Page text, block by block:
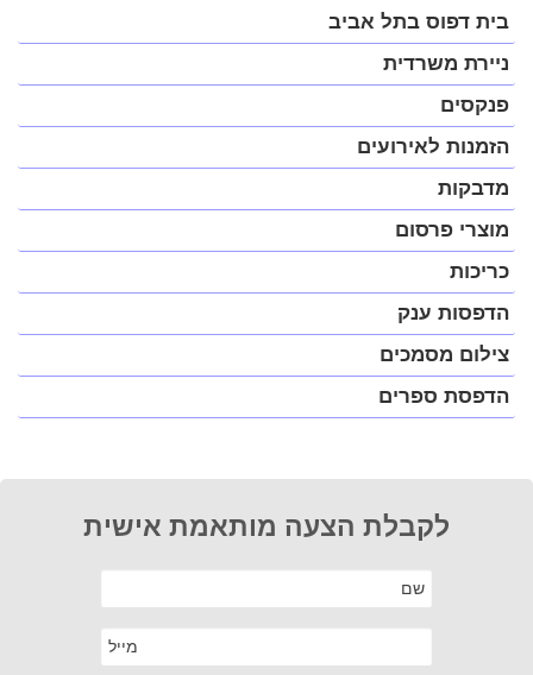
פתח
תפריט
במצב
נגיש
(התפריט
יפתח
בחלונית
בית דפוס בתל אביב
ניירת משרדית
פנקסים
הזמנות לאירועים
מדבקות
מוצרי פרסום
כריכות
הדפסות ענק
צילום מסמכים
הדפסת ספרים
לקבלת הצעה מותאמת אישית